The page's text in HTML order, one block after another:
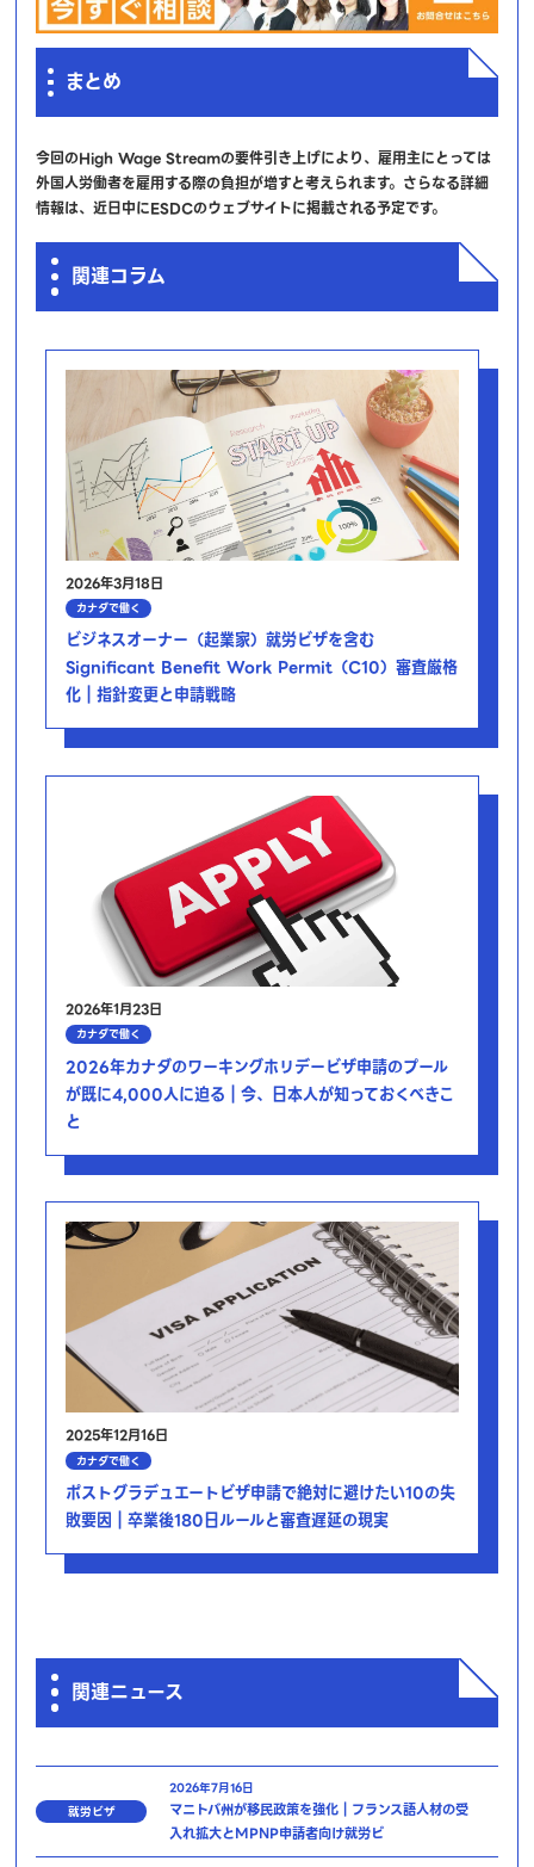
まとめ
今回のHigh Wage Streamの要件引き上げにより、雇用主にとっては
外国人労働者を雇用する際の負担が増すと考えられます。さらなる詳細
情報は、近日中にESDCのウェブサイトに掲載される予定です。
関連コラム
2026年3月18日
カナダで働く
ビジネスオーナー（起業家）就労ビザを含む
Significant Benefit Work Permit（C10）審査厳格
化｜指針変更と申請戦略
2026年1月23日
カナダで働く
2026年カナダのワーキングホリデービザ申請のプール
が既に4,000人に迫る｜今、日本人が知っておくべきこ
と
2025年12月16日
カナダで働く
ポストグラデュエートビザ申請で絶対に避けたい10の失
敗要因｜卒業後180日ルールと審査遅延の現実
関連ニュース
就労ビザ
2026年7月16日
マニトバ州が移民政策を強化｜フランス語人材の受
入れ拡大とMPNP申請者向け就労ビ